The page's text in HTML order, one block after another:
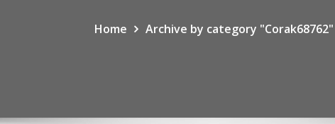
Home Archive by category "Corak68762"